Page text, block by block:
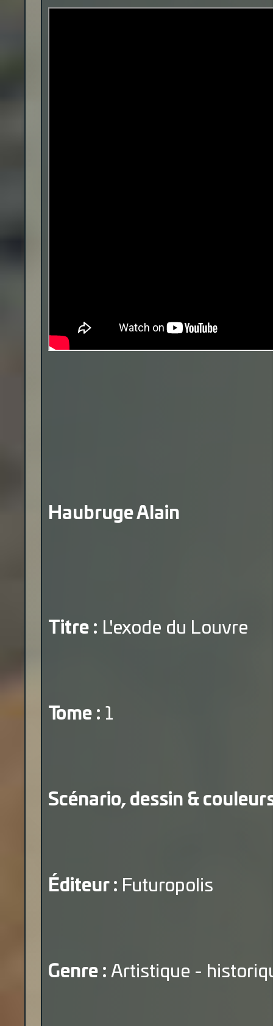
Haubruge Alain
Titre : L'exode du Louvre
Tome : 1
Scénario, dessin &
Éditeur : Futuropolis
Genre : Artistique -